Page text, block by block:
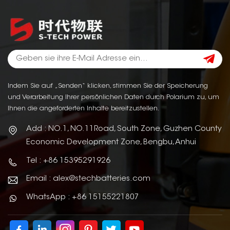
Indem Sie auf „Senden“ klicken, stimmen Sie der Speicherung
und Verarbeitung Ihrer persönlichen Daten durch Polarium zu, um
Ihnen die angeforderten Inhalte bereitzustellen.
Add : NO.1, NO.11Road, South Zone, Guzhen County
Economic Development Zone, Bengbu, Anhui
Tel : +86 15395291926
Email : alex@stechbatteries.com
WhatsApp : +86 15155221807